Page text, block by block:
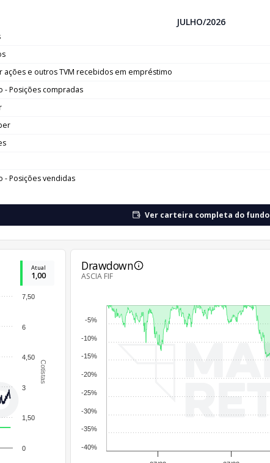
JULHO/2026
ações e outros TVM recebidos em empréstimo
- Posições compradas
- Posições vendidas
Ver carteira completa do fundo
Atual
1,00
Cotistas
0
1,50
3
4,50
6
7,50
Drawdown
ASCIA FIF
-40%
-35%
-30%
-25%
-20%
-15%
-10%
-5%